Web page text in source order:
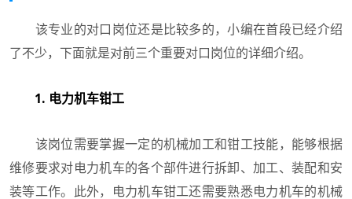
该专业的对口岗位还是比较多的，小编在首段已经介绍
了不少，下面就是对前三个重要对口岗位的详细介绍。
1. 电力机车钳工
该岗位需要掌握一定的机械加工和钳工技能，能够根据
维修要求对电力机车的各个部件进行拆卸、加工、装配和安
装等工作。此外，电力机车钳工还需要熟悉电力机车的机械